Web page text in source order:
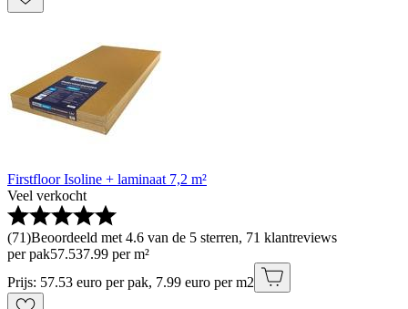
Firstfloor Isoline + laminaat 7,2 m²
Veel verkocht
(71)Beoordeeld met 4.6 van de 5 sterren, 71 klantreviews
per pak57.537.99 per m²
Prijs: 57.53 euro per pak, 7.99 euro per m2